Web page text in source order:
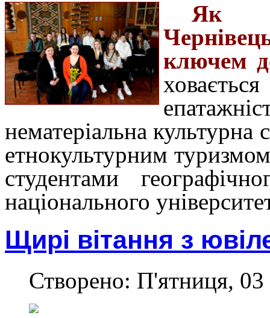
Як
ключем
нематеріальна культурна
етнокультурним
студентами
національного
Щирі вітання з
Створено: П'ятниця,